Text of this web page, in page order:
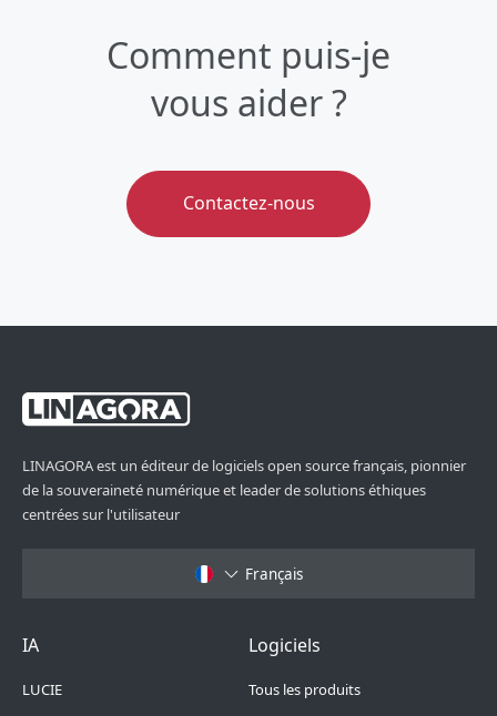
Comment puis-je
vous aider ?
Contactez-nous
LINAGORA est un éditeur de logiciels open source français, pionnier
de la souveraineté numérique et leader de solutions éthiques
centrées sur l'utilisateur
Français
Footer Menu 6
IA
LUCIE
Footer Menu 1
Logiciels
Tous les produits